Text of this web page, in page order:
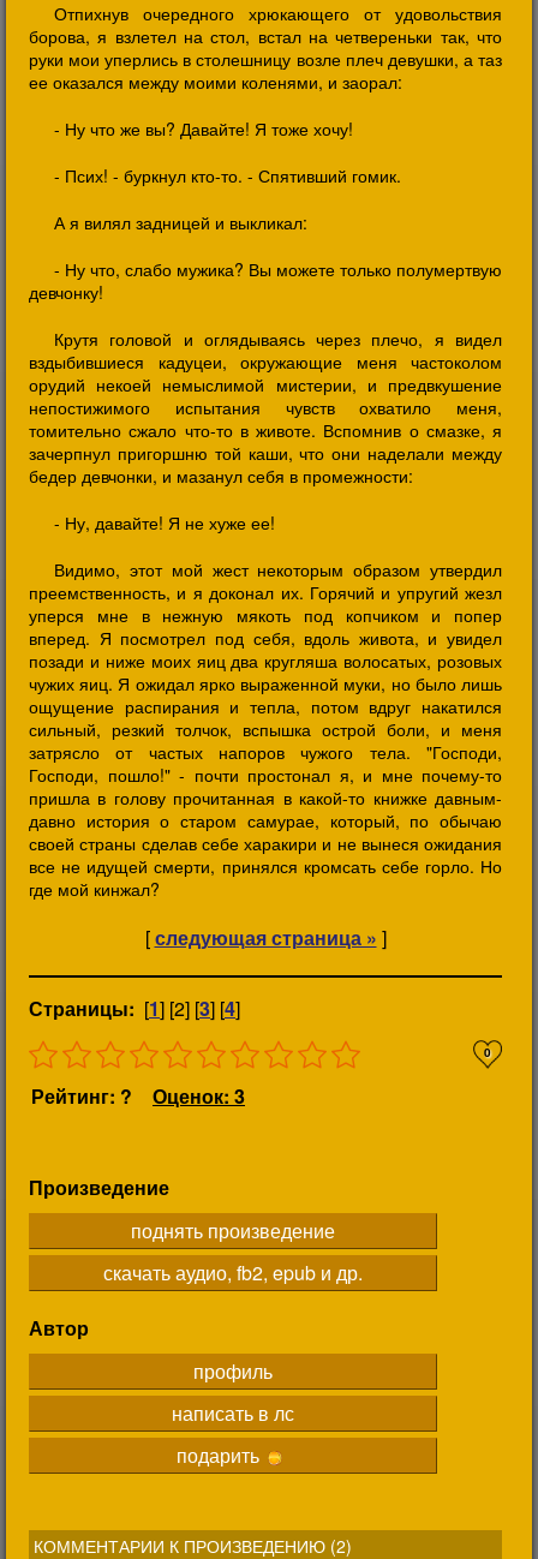
Отпихнув очередного хрюкающего от удовольствия
борова, я взлетел на стол, встал на четвереньки так, что
руки мои уперлись в столешницу возле плеч девушки, а таз
ее оказался между моими коленями, и заорал:
- Ну что же вы? Давайте! Я тоже хочу!
- Псих! - буркнул кто-то. - Спятивший гомик.
А я вилял задницей и выкликал:
- Ну что, слабо мужика? Вы можете только полумертвую
девчонку!
Крутя головой и оглядываясь через плечо, я видел
вздыбившиеся кадуцеи, окружающие меня частоколом
орудий некоей немыслимой мистерии, и предвкушение
непостижимого испытания чувств охватило меня,
томительно сжало что-то в животе. Вспомнив о смазке, я
зачерпнул пригоршню той каши, что они наделали между
бедер девчонки, и мазанул себя в промежности:
- Ну, давайте! Я не хуже ее!
Видимо, этот мой жест некоторым образом утвердил
преемственность, и я доконал их. Горячий и упругий жезл
уперся мне в нежную мякоть под копчиком и попер
вперед. Я посмотрел под себя, вдоль живота, и увидел
позади и ниже моих яиц два кругляша волосатых, розовых
чужих яиц. Я ожидал ярко выраженной муки, но было лишь
ощущение распирания и тепла, потом вдруг накатился
сильный, резкий толчок, вспышка острой боли, и меня
затрясло от частых напоров чужого тела. "Господи,
Господи, пошло!" - почти простонал я, и мне почему-то
пришла в голову прочитанная в какой-то книжке давным-
давно история о старом самурае, который, по обычаю
своей страны сделав себе харакири и не вынеся ожидания
все не идущей смерти, принялся кромсать себе горло. Но
где мой кинжал?
[следующая страница » ]
Страницы: [1] [2] [3] [4]
0
Рейтинг: ? Оценок: 3
Произведение
поднять произведение
скачать аудио, fb2, epub и др.
Автор
профиль
написать в лс
подарить
КОММЕНТАРИИ К ПРОИЗВЕДЕНИЮ (2)